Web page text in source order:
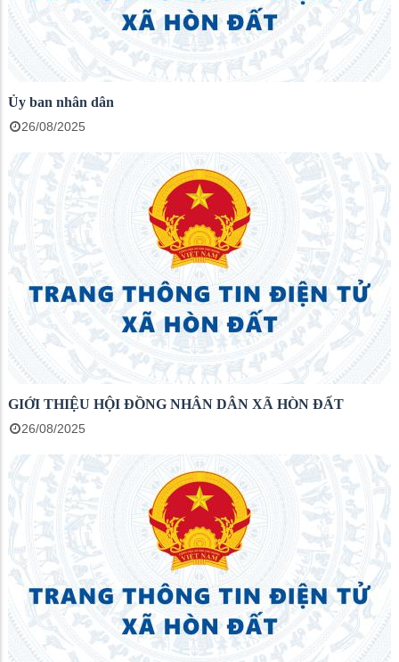
Ủy ban nhân dân
26/08/2025
GIỚI THIỆU HỘI ĐỒNG NHÂN DÂN XÃ HÒN ĐẤT
26/08/2025